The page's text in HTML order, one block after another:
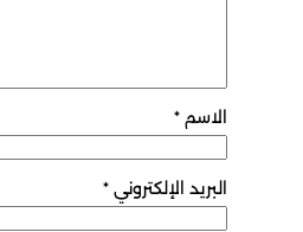
الاسم *
البريد الإلكتروني *